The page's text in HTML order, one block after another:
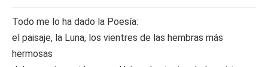
Todo me lo ha dado la Poesía:
el paisaje, la Luna, los vientres de las hembras más
hermosas